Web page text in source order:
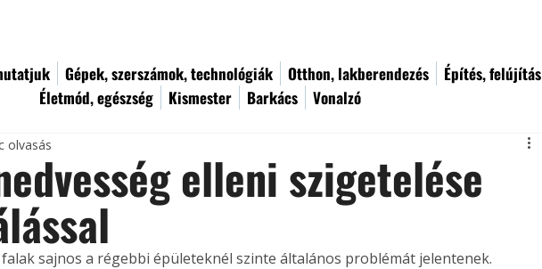
Gépek, szerszámok, technológiák Otthon, lakberendezés Építés, felújítás
Életmód, egészség
Kismester Barkács Vonalzó
elleni szigetelése
olvasás
falak sajnos a régebbi épületeknél szinte általános problémát jelentenek.